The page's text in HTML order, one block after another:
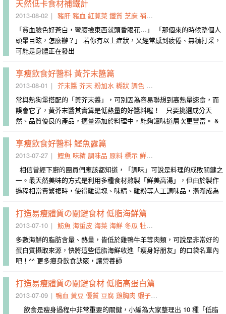
天然低卡食材補鐵計
2013-08-02 豬肝 豬血 紅莧菜 鐵質 芝麻 補鐵
「貧血臉色好蒼白，彎腰撿東西就頭昏眼花…」 「那個來的時候整個人
頭暈目眩，怎麼辦？」 若你有以上症狀，又經常感到疲倦、無精打采，
可能是身體正在發出
享瘦飲食好醬料 黃芥末醬篇
2013-08-01 芥末醬 芥末 粉加水 糊狀 調色 粉末
常與熱狗堡搭配的「黃芥末醬」，可別因為容易聯想到高熱量速食，而
誤會它了，黃芥末醬其實算是低熱量的好醬料喔！ 只要挑選成分天
然、品質優良的產品，適量添加於料理中，能夠讓味道層次更豐富。 &
享瘦飲食好醬料 鰹魚露篇
2013-07-27 鰹魚 味精 調味品 原料 標示 鮮味
相信曾經下廚的團員們應該都知道，「調味」可說是料理的成敗關鍵之
一。最天然美味的方式是利用多種食材熬製「鮮美高湯」，但由於製作
過程相當費繁複時，使得雞湯塊、味精、雞粉等人工調味品，漸漸成為
打造易瘦體質の關鍵食材 低脂海鮮篇
2013-07-10 魴魚 海蜇皮 海菜 海鮮 冬瓜 牡蠣
多數海鮮的脂肪含量、熱量，皆低於雞鴨牛羊等肉類，可說是非常好的
蛋白質攝取來源，快將這些低脂海鮮收進「瘦身好朋友」的口袋名單內
吧！^^ 更多瘦身飲食訣竅，讓營養師
打造易瘦體質の關鍵食材 低脂高蛋白篇
2013-07-09 鴨血 黃豆 優質 豆腐 雞胸肉 蝦子 花枝
飲食是瘦身過程中非常重要的關鍵，小編為大家整理出 10 種「低脂